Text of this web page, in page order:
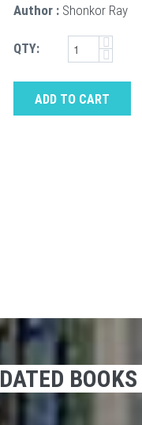
Author : Shonkor Ray
QTY:
ADD TO CART
BOOKS